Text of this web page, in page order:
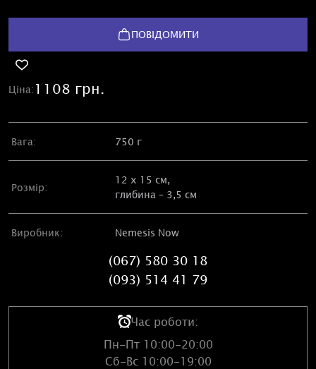
ПОВІДОМИТИ
Ціна: 1108 грн.
Вага: 750 г
Розмір:
12 х 15 см,
глибина – 3,5 см
Виробник: Nemesis Now
(067) 580 30 18
(093) 514 41 79
Час роботи:
Пн-Пт 10:00-20:00
Сб-Вс 10:00-19:00